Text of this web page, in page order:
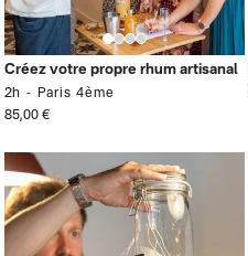
Créez votre propre rhum artisanal
2h
Paris 4ème
85,00 €